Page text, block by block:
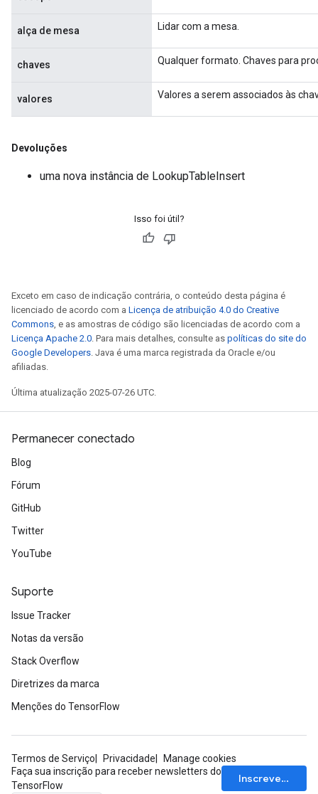
alça de mesa Lidar com a mesa.
chaves Qualquer formato. Chaves para
valores Valores a serem associados às
Devoluções
uma nova instância de LookupTableInsert
Isso foi útil?
Exceto em caso de indicação contrária, o conteúdo desta página é
licenciado de acordo com a Licença de atribuição 4.0 do Creative
Commons, e as amostras de código são licenciadas de acordo com a
Licença Apache 2.0. Para mais detalhes, consulte as políticas do site do
Google Developers. Java é uma marca registrada da Oracle e/ou
afiliadas.
Última atualização 2025-07-26 UTC.
Permanecer conectado
Blog
Fórum
GitHub
Twitter
YouTube
Suporte
Issue Tracker
Notas da versão
Stack Overflow
Diretrizes da marca
Menções do TensorFlow
Termos de Serviço Privacidade
Manage cookies
Faça sua inscrição para receber newsletters do
TensorFlow
Inscrever-se